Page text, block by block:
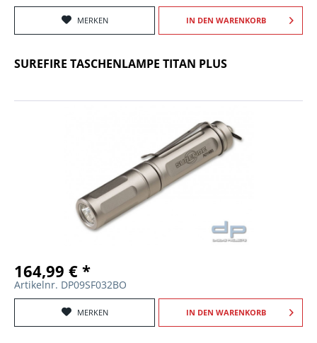
MERKEN IN DEN WARENKORB
SUREFIRE TASCHENLAMPE TITAN PLUS
164,99 € *
Artikelnr. DP09SF032BO
MERKEN IN DEN WARENKORB